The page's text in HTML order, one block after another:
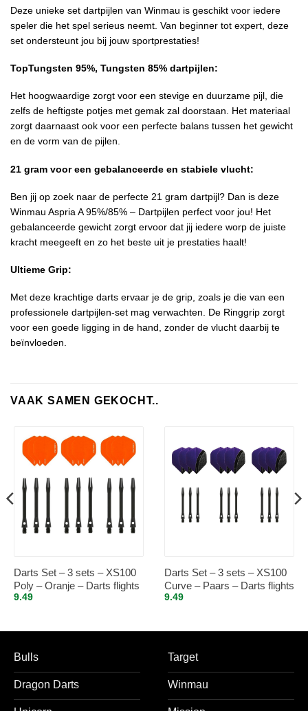
Deze unieke set dartpijlen van Winmau is geschikt voor iedere
speler die het spel serieus neemt. Van beginner tot expert, deze
set ondersteunt jou bij jouw sportprestaties!
TopTungsten 95%, Tungsten 85% dartpijlen:
Het hoogwaardige zorgt voor een stevige en duurzame pijl, die
zelfs de heftigste potjes met gemak zal doorstaan. Het materiaal
zorgt daarnaast ook voor een perfecte balans tussen het gewicht
en de vorm van de pijlen.
21 gram voor een gebalanceerde en stabiele vlucht:
Ben jij op zoek naar de perfecte 21 gram dartpijl? Dan is deze
Winmau Aspria A 95%/85% – Dartpijlen perfect voor jou! Het
gebalanceerde gewicht zorgt ervoor dat jij iedere worp de juiste
kracht meegeeft en zo het beste uit je prestaties haalt!
Ultieme Grip:
Met deze krachtige darts ervaar je de grip, zoals je die van een
professionele dartpijlen-set mag verwachten. De Ringgrip zorgt
voor een goede ligging in de hand, zonder de vlucht daarbij te
beïnvloeden.
VAAK SAMEN GEKOCHT..
Darts Set – 3 sets – XS100
Poly – Oranje – Darts flights
– plus 3 sets – aluminium –
9.49
Darts Set – 3 sets – XS100
Curve – Paars – Darts flights
– plus 3 sets – aluminium –
9.49
Bulls
Dragon Darts
Target
Winmau